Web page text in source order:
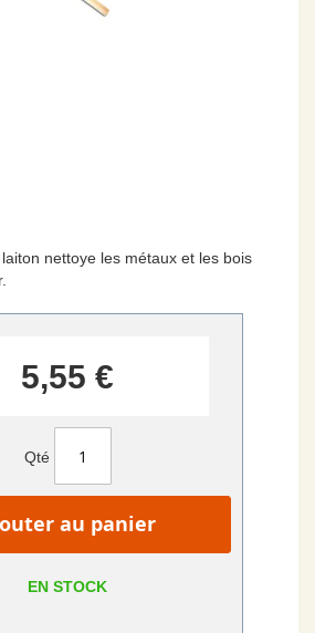
nettoye les métaux et les bois
5,55 €
Qté
au panier
EN STOCK